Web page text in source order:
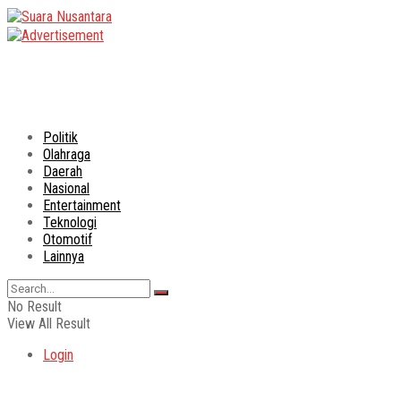
Politik
Olahraga
Daerah
Nasional
Entertainment
Teknologi
Otomotif
Lainnya
No Result
View All Result
Login